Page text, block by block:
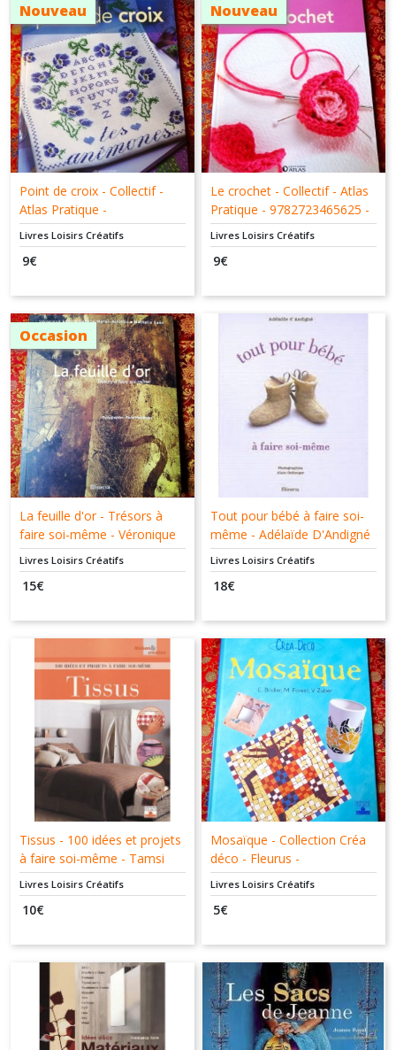
Nouveau
Point de croix - Collectif -
Atlas Pratique -
9782723465632
Livres Loisirs Créatifs
9€
Nouveau
Le crochet - Collectif - Atlas
Pratique - 9782723465625 -
Livre d'occasion
Livres Loisirs Créatifs
9€
Occasion
La feuille d'or - Trésors à
faire soi-même - Véronique
Agon - Isabelle Marot-
Achillas - Nathalie Sann -
Minerva - 9782830707038 -
Livres Loisirs Créatifs
15€
Tout pour bébé à faire soi-
même - Adélaïde D'Andigné
- Minerva - 9782830706642
Livres Loisirs Créatifs
18€
Tissus - 100 idées et projets
à faire soi-même - Tamsi
Weston - Fleurus -
9782215075264
Livres Loisirs Créatifs
10€
Mosaïque - Collection Créa
déco - Fleurus -
9782215070733
Livres Loisirs Créatifs
5€
Livres
Loisirs
créatifs
(40)
Livres
Sport
(3)
Afficher
les
résultats